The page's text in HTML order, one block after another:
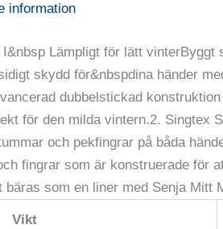
information
Lämpligt för lätt
skydd för&nbspdina händer
dubbelstickad
för den milda vintern.2. Singtex
och pekfingrar på båda
fingrar som är konstruerade för
som en liner med Senja
Vikt